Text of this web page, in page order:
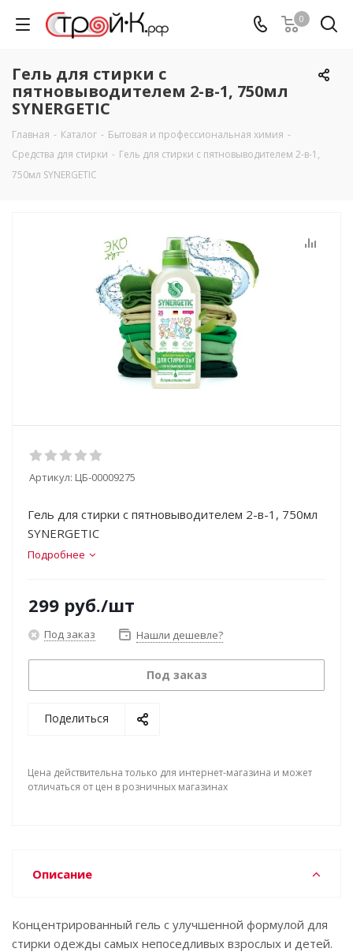
0
Гель для стирки с
пятновыводителем 2-в-1, 750мл
SYNERGETIC
Главная - Каталог - Бытовая и профессиональная химия -
Средства для стирки - Гель для стирки с пятновыводителем 2-в-1,
750мл SYNERGETIC
Артикул: ЦБ-00009275
Гель для стирки с пятновыводителем 2-в-1, 750мл
SYNERGETIC
Подробнее
299 руб./шт
Под заказ Нашли дешевле?
Под заказ
Поделиться
Цена действительна только для интернет-магазина и может
отличаться от цен в розничных магазинах
Описание
Концентрированный гель с улучшенной формулой для
стирки одежды самых непоседливых взрослых и детей.